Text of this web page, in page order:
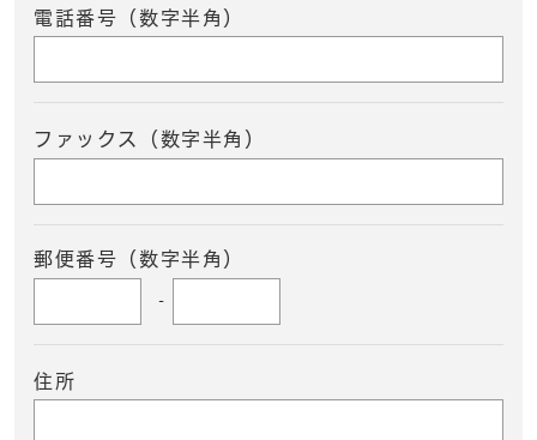
電話番号（数字半角）
ファックス（数字半角）
郵便番号（数字半角）
-
住所